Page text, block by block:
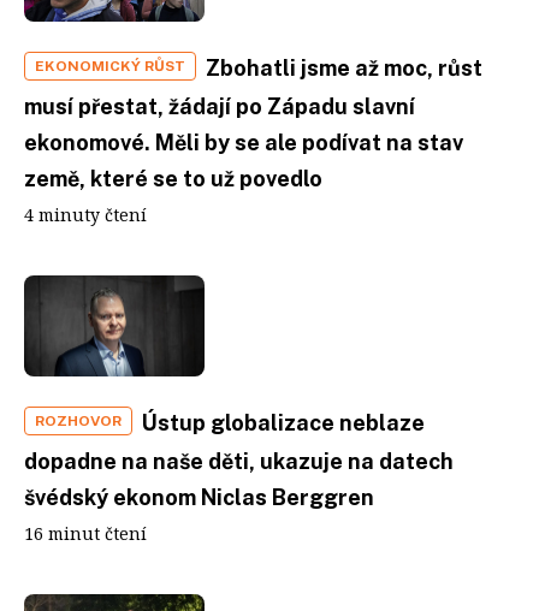
EKONOMICKÝ RŮST
Zbohatli jsme až moc, růst
musí přestat, žádají po Západu slavní
ekonomové. Měli by se ale podívat na stav
země, které se to už povedlo
4 minuty čtení
ROZHOVOR
Ústup globalizace neblaze
dopadne na naše děti, ukazuje na datech
švédský ekonom Niclas Berggren
16 minut čtení